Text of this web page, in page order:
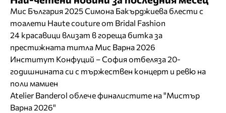
Мис България 2025 Симона Бакърджиева блести с
тоалети Haute couture от Bridal Fashion
24 красавици влизат в гореща битка за
престижната титла Мис Варна 2026
Институт Конфуций – София отбеляза 20-
годишнината си с тържествен концерт и ревю на
поли мамиен
Atelier Banderol облече финалистите на "Мистър
Варна 2026"